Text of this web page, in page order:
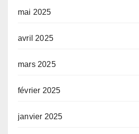
mai 2025
avril 2025
mars 2025
février 2025
janvier 2025